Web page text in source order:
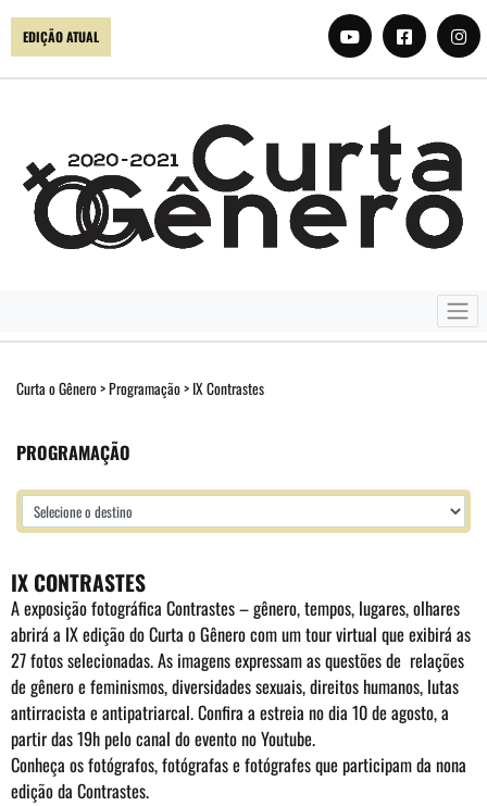
EDIÇÃO ATUAL
Curta o Gênero>Programação> IX Contrastes
PROGRAMAÇÃO
IX CONTRASTES
A exposição fotográfica Contrastes – gênero, tempos, lugares, olhares
abrirá a IX edição do Curta o Gênero com um tour virtual que exibirá as
27 fotos selecionadas. As imagens expressam as questões de relações
de gênero e feminismos, diversidades sexuais, direitos humanos, lutas
antirracista e antipatriarcal. Confira a estreia no dia 10 de agosto, a
partir das 19h pelo canal doevento no Youtube.
Conheça os fotógrafos, fotógrafas e fotógrafes que participam da nona
edição da Contrastes.